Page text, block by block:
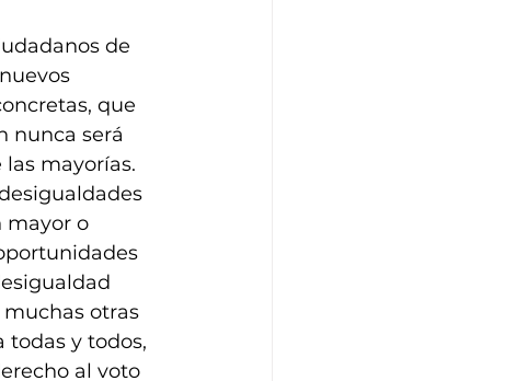
de
que
nunca será
mayorías.
mayor o
otras
todas y todos,
al voto